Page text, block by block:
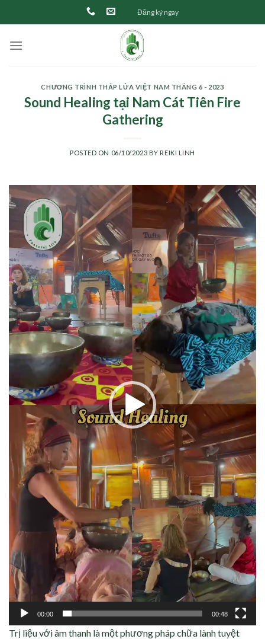
to
Đăng ký ngay
CHƯƠNG TRÌNH THẮP LỬA VIỆT NAM THÁNG 6 - 2023
Sound Healing tại Nam Cát Tiên Fire
Gathering
POSTED ON 06/10/2023 BYREIKI LINH
Trình
chơi
Video
00:00 00:48
Trị liệu với âm thanh là một phương pháp chữa lành tuyệt